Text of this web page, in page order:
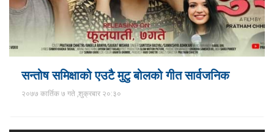
सन्तोष समिक्षाको एउटै मुटु बोलको गीत सार्वजनिक
२०७७ कार्तिक ७ गते ,शुक्रबार २०:३०